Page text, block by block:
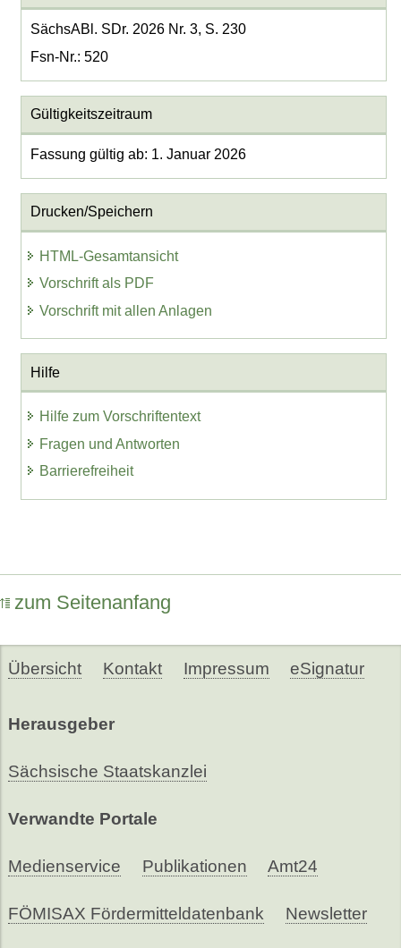
SächsABl. SDr. 2026 Nr. 3, S. 230
Fsn-Nr.: 520
Gültigkeitszeitraum
Fassung gültig ab: 1. Januar 2026
Drucken/Speichern
HTML-Gesamtansicht
Vorschrift als PDF
Vorschrift mit allen Anlagen
Hilfe
Hilfe zum Vorschriftentext
Fragen und Antworten
Barrierefreiheit
zum Seitenanfang
Übersicht Kontakt Impressum eSignatur
Herausgeber
Sächsische Staatskanzlei
Verwandte Portale
Medienservice Publikationen Amt24
FÖMISAX Fördermitteldatenbank Newsletter